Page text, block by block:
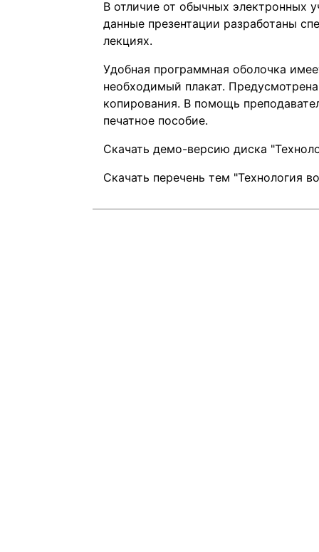
В отличие от обычных электронных
данные презентации разработаны
лекциях.
Удобная программная оболочка
необходимый плакат.
копирования. В помощь
печатное пособие.
Скачать демо-версию диска
Скачать перечень тем "Технология